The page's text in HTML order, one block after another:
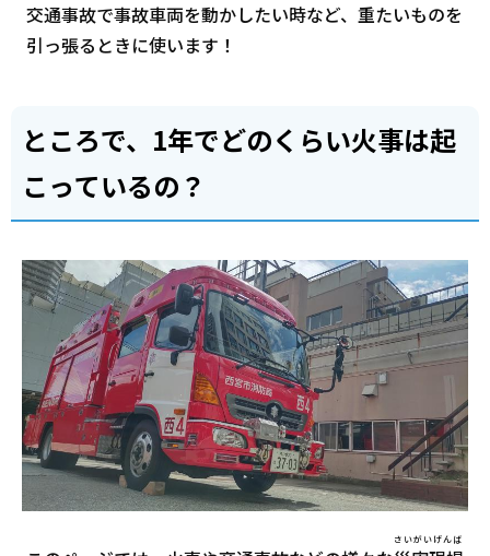
交通事故で事故車両を動かしたい時など、重たいものを
引っ張るときに使います！
ところで、1年でどのくらい火事は起
こっているの？
さいがいげんば